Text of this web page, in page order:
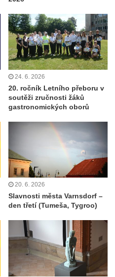
24. 6. 2026
20. ročník Letního přeboru v
soutěži zručnosti žáků
gastronomických oborů
20. 6. 2026
Slavnosti města Varnsdorf –
den třetí (Tumeša, Tygroo)